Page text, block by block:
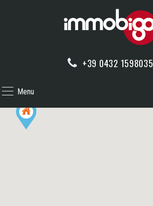
+39 0432 1598035
Menu